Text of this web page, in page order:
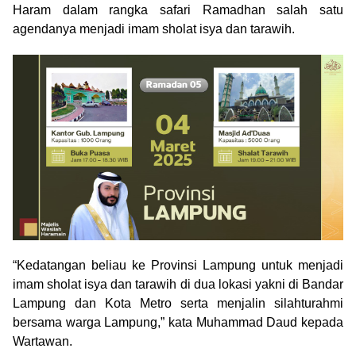
Haram dalam rangka safari Ramadhan salah satu
agendanya menjadi imam sholat isya dan tarawih.
“Kedatangan beliau ke Provinsi Lampung untuk menjadi
imam sholat isya dan tarawih di dua lokasi yakni di Bandar
Lampung dan Kota Metro serta menjalin silahturahmi
bersama warga Lampung,” kata Muhammad Daud kepada
Wartawan.